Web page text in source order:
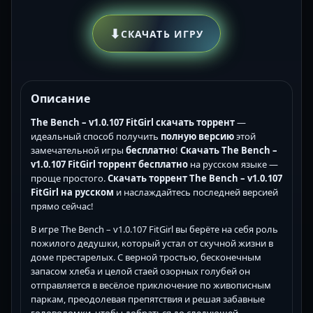
⬇СКАЧАТЬ ИГРУ
Описание
The Bench – v1.0.107 FitGirl скачать торрент—
идеальный способ получить полную версиюэтой
замечательной игры бесплатно! Скачать The Bench –
v1.0.107 FitGirl торрент бесплатно на русском языке —
проще простого.Скачать торрент The Bench – v1.0.107
FitGirl на русском и наслаждайтесь последней версией
прямо сейчас!
В игре The Bench – v1.0.107 FitGirl вы берёте на себя роль
пожилого дедушки, который устал от скучной жизни в
доме престарелых. С верной тростью, бесконечным
запасом хлеба и целой стаей озорных голубей он
отправляется в весёлое приключение по живописным
паркам, преодолевая препятствия и решая забавные